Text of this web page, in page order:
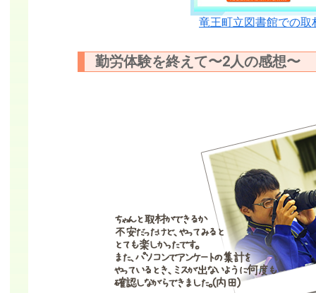
竜王町立図書館での取
勤労体験を終えて〜2人の感想〜